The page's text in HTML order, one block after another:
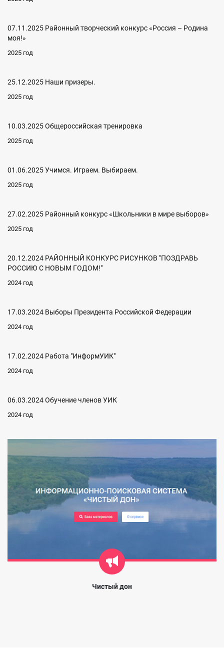
07.11.2025 Районный творческий конкурс «Россия – Родина
моя!»
2025 год
25.12.2025 Наши призеры.
2025 год
10.03.2025 Общероссийская тренировка
2025 год
01.06.2025 Учимся. Играем. Выбираем.
2025 год
27.02.2025 Районный конкурс «Школьники в мире выборов»
2025 год
20.12.2024 РАЙОННЫЙ КОНКУРС РИСУНКОВ "ПОЗДРАВЬ
РОССИЮ С НОВЫМ ГОДОМ!"
2024 год
17.03.2024 Выборы Президента Российской Федерации
2024 год
17.02.2024 Работа "ИнформУИК"
2024 год
06.03.2024 Обучение членов УИК
2024 год
Чистый дон